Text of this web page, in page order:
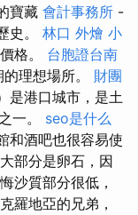
寶藏 會計事務所 -
史。 林口 外燴 小
格。 台胞證台南
理想場所。 財團
是港口城市，是土
一。 seo是什么
和酒吧也很容易使
部分是卵石，因
沙質部分很低，
羅地亞的兄弟，